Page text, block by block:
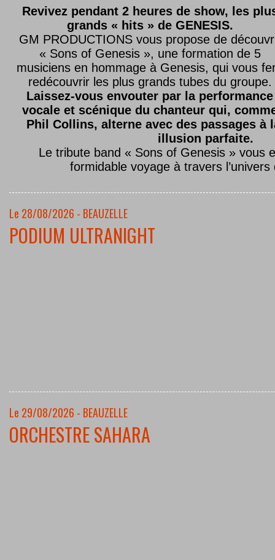
Revivez pendant 2 heures de show, les
grands « hits » de GENESIS.
GM PRODUCTIONS vous propose de
« Sons of Genesis », une formation de 5
musiciens en hommage à Genesis, qui vous
redécouvrir les plus grands tubes du groupe.
Laissez-vous envouter par la performance
vocale et scénique du chanteur qui,
Phil Collins, alterne avec des passages à
illusion parfaite.
Le tribute band « Sons of Genesis » vous
formidable voyage à travers l’univers
Le 28/08/2026 - BEAUZELLE
PODIUM ULTRANIGHT
Le 29/08/2026 - BEAUZELLE
ORCHESTRE SAHARA